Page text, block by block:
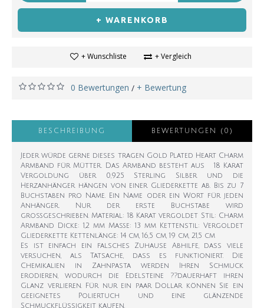
+ WARENKORB
+ Wunschliste + Vergleich
0 Bewertungen / + Bewertung
BESCHREIBUNG BEWERTUNGEN (0)
Jeder würde gerne dieses tragen Gold Plated Heart Charm
Armband für Mütter. Das Armband besteht aus 18 Karat
Vergoldung über 0,925 Sterling Silber und die
Herzanhänger hängen von einer Gliederkette ab. Bis zu 7
Buchstaben pro Name. Ein Name oder ein Wort für jeden
Anhänger. Nur der erste Buchstabe wird
großgeschrieben. Material: 18 Karat vergoldet Stil: Charm
Armband Dicke: 1,2 mm Maße: 13 mm Kettenstil: Vergoldet
Gliederkette Kettenlänge: 14 cm, 16,5 cm, 19 cm, 21,5 cm
Es ist einfach ein falsches Zuhause Abhilfe, dass viele
versuchen, als Tatsache, dass es funktioniert. Die
Chemikalien in Zahnpasta werden Ihren Schmuck
erodieren, wodurch die Edelsteine ??dauerhaft ihren
Glanz verlieren. Für nur ein paar Dollar können Sie ein
geeignetes Poliertuch und eine glänzende
Schmuckflüssigkeit kaufen.